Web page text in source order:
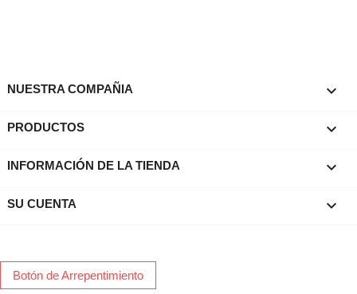
NUESTRA COMPAÑIA 
PRODUCTOS 
INFORMACIÓN DE LA TIENDA keyboard_arrow_down
SU CUENTA 
Botón de Arrepentimiento